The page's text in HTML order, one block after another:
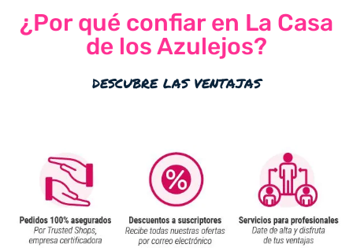
¿Por qué confiar en La Casa
de los Azulejos?
descubre las ventajas